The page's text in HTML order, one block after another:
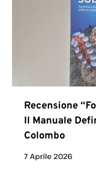
Recensione
Il Manuale
Colombo
7 Aprile 2026